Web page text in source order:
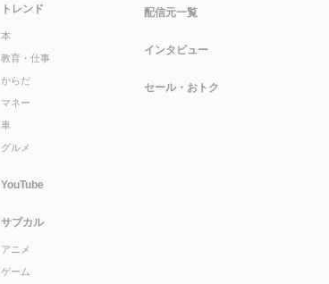
トレンド
本
教育・仕事
からだ
マネー
車
グルメ
YouTube
サブカル
アニメ
ゲーム
配信元一覧
インタビュー
セール・おトク